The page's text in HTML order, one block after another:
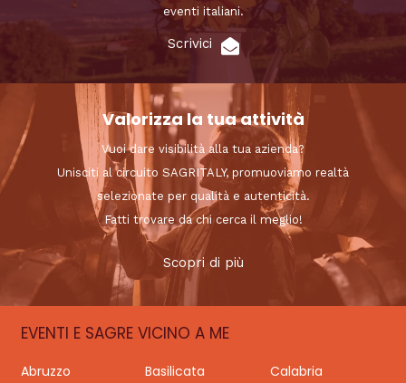
eventi italiani.
Scrivici
Valorizza la tua attività
Vuoi dare visibilità alla tua azienda?
Unisciti al circuito SAGRITALY, promuoviamo realtà
selezionate per qualità e autenticità.
Fatti trovare da chi cerca il meglio!
Scopri di più
EVENTI E SAGRE VICINO A ME
Abruzzo Basilicata
Calabria